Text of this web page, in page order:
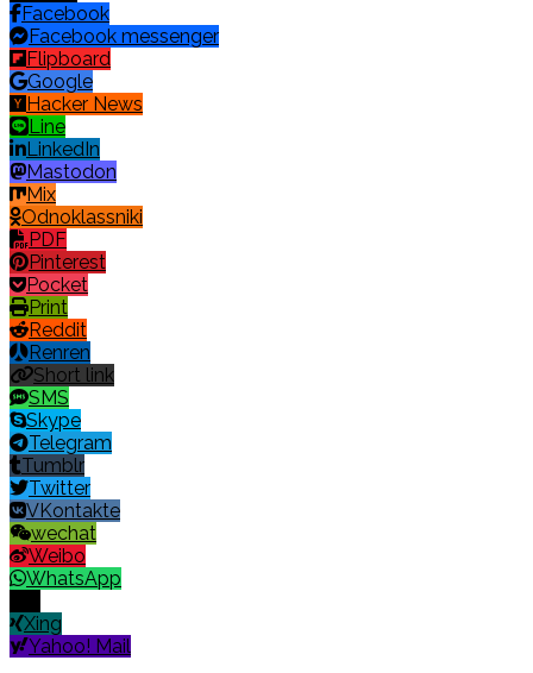
Facebook
Facebook messenger
Flipboard
Google
Hacker News
Line
LinkedIn
Mastodon
Mix
Odnoklassniki
PDF
Pinterest
Pocket
Print
Reddit
Renren
Short link
SMS
Skype
Telegram
Tumblr
Twitter
VKontakte
wechat
Weibo
WhatsApp
Xing
Yahoo! Mail